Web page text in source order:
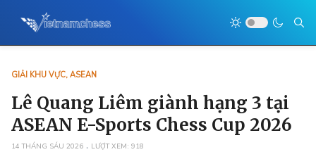
GIẢI KHU VỰC, ASEAN
Lê Quang Liêm giành hạng 3 tại
ASEAN E-Sports Chess Cup 2026
14 THÁNG SÁU 2026 LƯỢT XEM: 918